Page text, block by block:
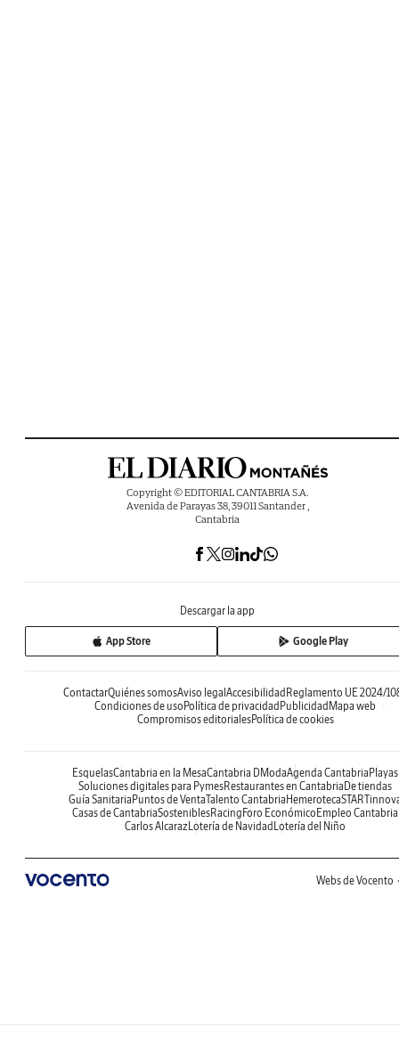
Copyright © EDITORIAL CANTABRIA S.A.
Avenida de Parayas 38, 39011 Santander ,
Cantabria
Descargar la app
App Store Google Play
ContactarQuiénes somosAviso legalAccesibilidadReglamento UE 2024/
Condiciones de usoPolítica de privacidadPublicidadMapa web
Compromisos editorialesPolítica de cookies
EsquelasCantabria en la MesaCantabria DModaAgenda CantabriaPlayas
Soluciones digitales para PymesRestaurantes en CantabriaDe tiendas
Guía SanitariaPuntos de VentaTalento CantabriaHemeroteca
Casas de CantabriaSosteniblesRacingForo EconómicoEmpleo Cantabria
Carlos AlcarazLotería de NavidadLotería del Niño
Webs de Vocento